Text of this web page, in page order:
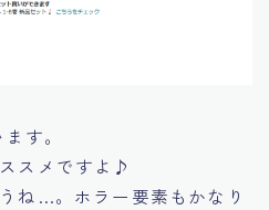
す。
スメですよ♪
ね…。ホラー要素もかなり